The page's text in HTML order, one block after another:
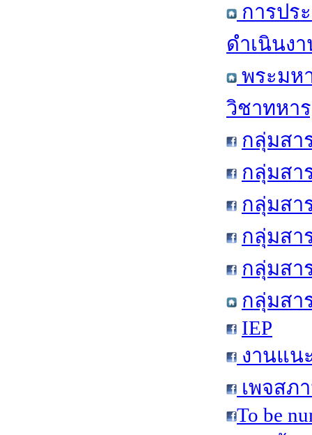
การปร
ดำเนินง
พระมห
วิชาทหา
กลุ่มสา
กลุ่มสา
กลุ่มสา
กลุ่มสา
กลุ่มสา
กลุ่มสา
IEP
งานแน
เพจสภ
To be